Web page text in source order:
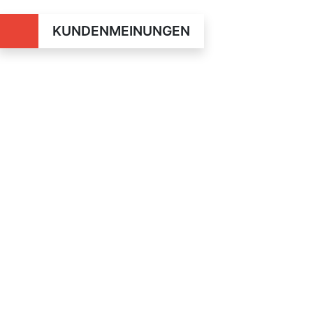
KUNDENMEINUNGEN